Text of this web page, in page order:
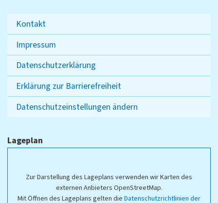
Kontakt
Impressum
Datenschutzerklärung
Erklärung zur Barrierefreiheit
Datenschutzeinstellungen ändern
Lageplan
Zur Darstellung des Lageplans verwenden wir Karten des
externen Anbieters OpenStreetMap.
Mit Öffnen des Lageplans gelten die Datenschutzrichtlinien der